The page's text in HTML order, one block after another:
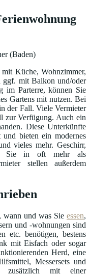
Küche, Wohnzimmer,
ggf. mit Balkon und/oder
im Parterre, können Sie
Gartens mit nutzen. Bei
der Fall. Viele Vermieter
zur Verfügung. Auch ein
Diese Unterkünfte
und bieten ein modernes
vieles mehr. Geschirr,
Sie in oft mehr als
stellen außerdem
wann und was Sie essen,
und -wohnungen sind
etc. benötigen, bestens
mit Eisfach oder sogar
Herd, eine
Messersets und
mit einer